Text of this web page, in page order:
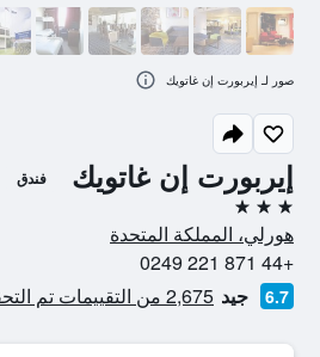
إيربورت إن غاتويك فندق
3 نجوم
هورلي، المملكة المتحدة
+44 871 221 0249
6.7 جيد 2,675 من التقييمات تم التحقق منها
صور لـ إيربورت إن غاتويك